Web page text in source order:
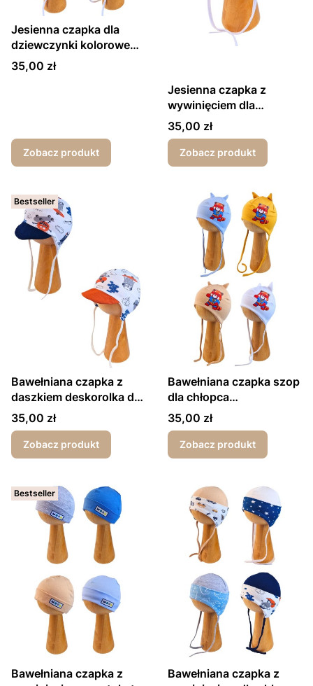
Jesienna czapka dla
dziewczynki kolorowe
druki
Cena
35,00 zł
Zobacz produkt
Jesienna czapka z
wywinięciem dla
dziewczynki
Cena
35,00 zł
Zobacz produkt
Bestseller
Bawełniana czapka z
daszkiem deskorolka dla
chłopca wiosna/jesień
Cena
35,00 zł
Zobacz produkt
Bawełniana czapka szop
dla chłopca
wiosna/jesień
Cena
35,00 zł
Zobacz produkt
Bestseller
Bawełniana czapka z
Bawełniana czapka z